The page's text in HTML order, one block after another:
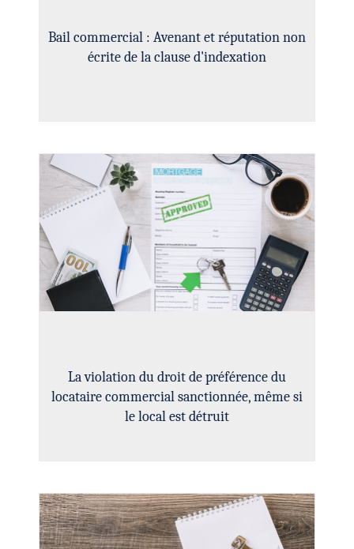
Bail commercial : Avenant et réputation non
écrite de la clause d'indexation
La violation du droit de préférence du
locataire commercial sanctionnée, même si
le local est détruit